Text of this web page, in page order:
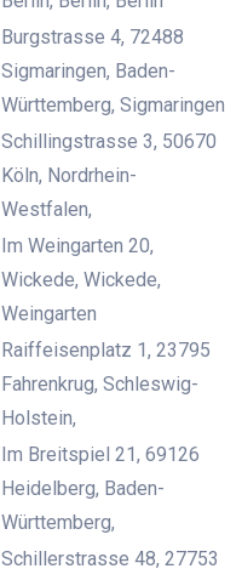
Burgstrasse 4, 72488
Sigmaringen, Baden-
Württemberg, Sigmaringen
Schillingstrasse 3, 50670
Köln, Nordrhein-
Westfalen,
Im Weingarten 20,
Wickede, Wickede,
Weingarten
Raiffeisenplatz 1, 23795
Fahrenkrug, Schleswig-
Holstein,
Im Breitspiel 21, 69126
Heidelberg, Baden-
Württemberg,
Schillerstrasse 48, 27753